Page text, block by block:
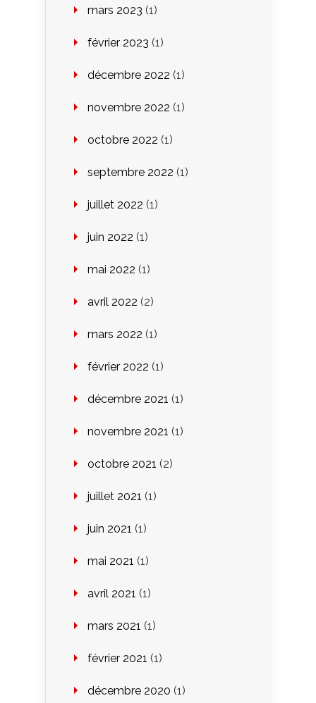
mars 2023 (1)
février 2023 (1)
décembre 2022 (1)
novembre 2022 (1)
octobre 2022 (1)
septembre 2022 (1)
juillet 2022 (1)
juin 2022 (1)
mai 2022 (1)
avril 2022 (2)
mars 2022 (1)
février 2022 (1)
décembre 2021 (1)
novembre 2021 (1)
octobre 2021 (2)
juillet 2021 (1)
juin 2021 (1)
mai 2021 (1)
avril 2021 (1)
mars 2021 (1)
février 2021 (1)
décembre 2020 (1)